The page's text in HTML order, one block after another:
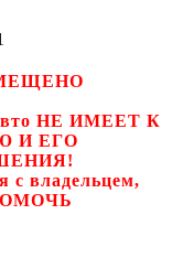
НЕ ИМЕЕТ К
И ЕГО
с владельцем,